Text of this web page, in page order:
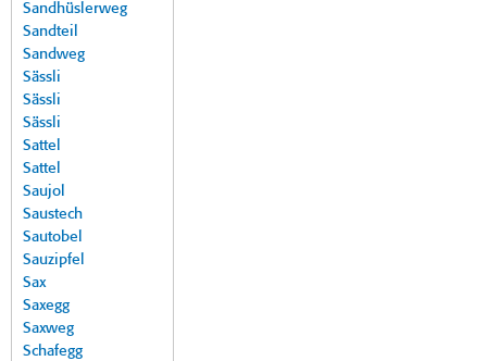
Sandhüslerweg
Sandteil
Sandweg
Sässli
Sässli
Sässli
Sattel
Sattel
Saujol
Saustech
Sautobel
Sauzipfel
Sax
Saxegg
Saxweg
Schafegg